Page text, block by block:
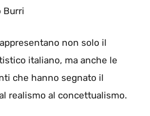
Burri
non solo il
italiano, ma anche le
che hanno segnato il
realismo al concettualismo.